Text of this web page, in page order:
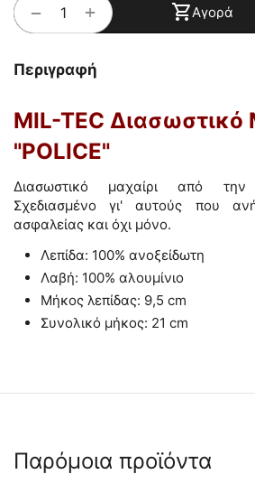
+
− Αγορά
Περιγραφή
MIL-TEC Διασωστικό
"POLICE"
Διασωστικό μαχαίρι από την
Σχεδιασμένο γι' αυτούς που
ασφαλείας και όχι μόνο.
Λεπίδα: 100% ανοξείδωτη
Λαβή: 100% αλουμίνιο
Μήκος λεπίδας: 9,5 cm
Συνολικό μήκος: 21 cm
Παρόμοια προϊόντα